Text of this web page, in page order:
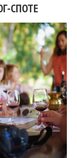
СПОТЕ